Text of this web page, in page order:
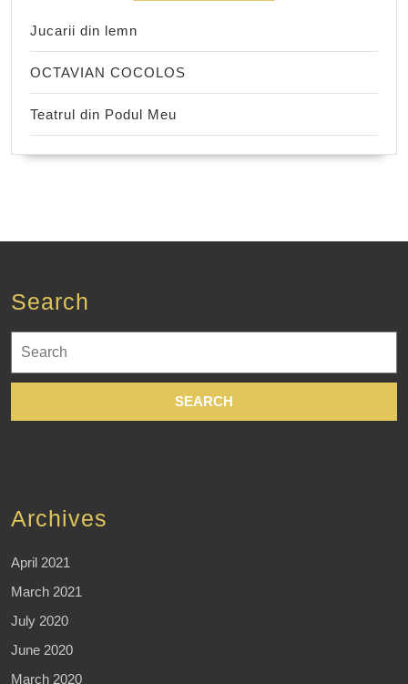
Jucarii din lemn
OCTAVIAN COCOLOS
Teatrul din Podul Meu
Search
for:
Archives
April 2021
March 2021
July 2020
June 2020
March 2020